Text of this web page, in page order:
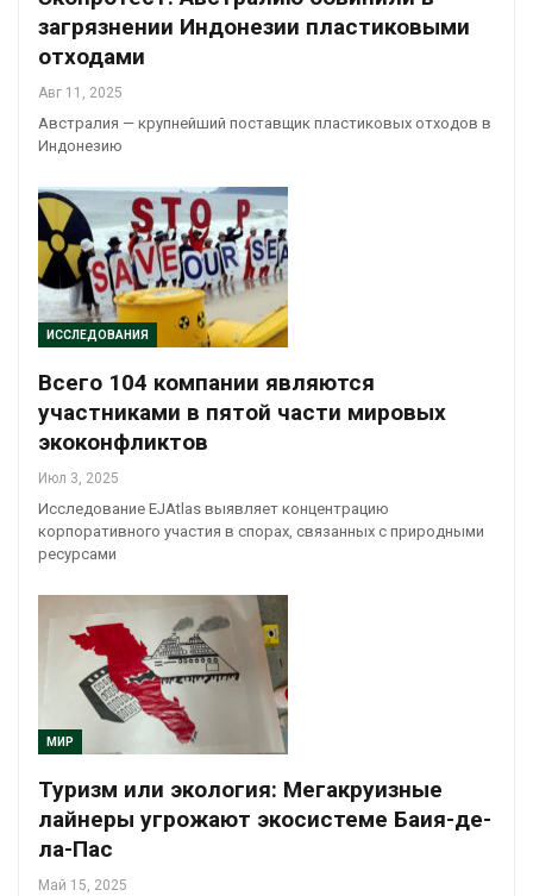
загрязнении Индонезии пластиковыми
отходами
Авг 11, 2025
Австралия — крупнейший поставщик пластиковых отходов в
Индонезию
ИССЛЕДОВАНИЯ
Всего 104 компании являются
участниками в пятой части мировых
экоконфликтов
Июл 3, 2025
Исследование EJAtlas выявляет концентрацию
корпоративного участия в спорах, связанных с природными
ресурсами
МИР
Туризм или экология: Мегакруизные
лайнеры угрожают экосистеме Баия-де-
ла-Пас
Май 15, 2025